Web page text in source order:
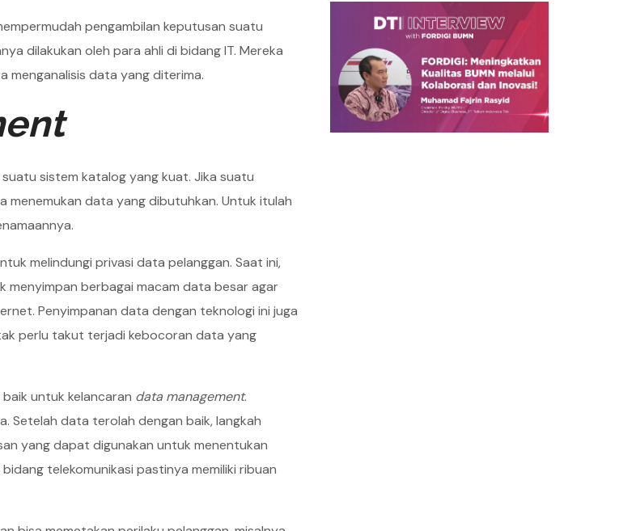
pengambilan keputusan suatu
dilakukan oleh para ahli di bidang IT. Mereka
menganalisis data yang diterima.
sistem katalog yang kuat. Jika suatu
menemukan data yang dibutuhkan. Untuk itulah
melindungi privasi data pelanggan. Saat ini,
menyimpan berbagai macam data besar agar
Penyimpanan data dengan teknologi ini juga
perlu takut terjadi kebocoran data yang
untuk kelancaran data management.
Setelah data terolah dengan baik, langkah
yang dapat digunakan untuk menentukan
telekomunikasi pastinya memiliki ribuan